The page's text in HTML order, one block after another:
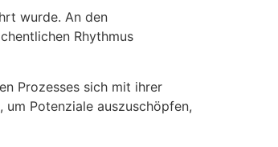
wurde. An den
Rhythmus
Prozesses sich mit ihrer
Potenziale auszuschöpfen,